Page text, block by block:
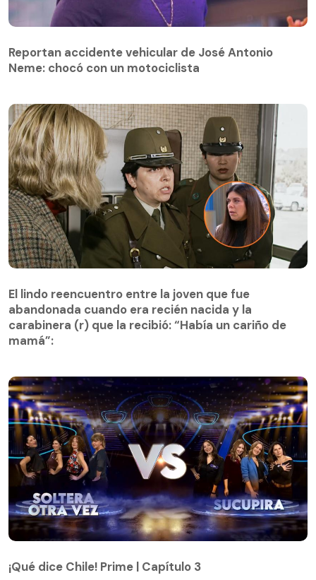
Reportan accidente vehicular de José Antonio
Neme: chocó con un motociclista
abandonada cuando era recién nacida y la
carabinera (r) que la recibió: “Había un cariño de
mamá”:
El lindo reencuentro entre la joven que fue
abandonada cuando era recién nacida y la
carabinera (r) que la recibió: “Había un cariño de
mamá”:
¡Qué dice Chile! Prime | Capítulo 3